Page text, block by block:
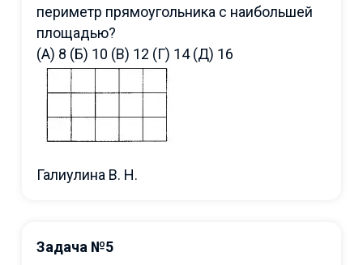
периметр прямоугольника с наибольшей
площадью?
(А) 8 (Б) 10 (В) 12 (Г) 14 (Д) 16
Галиулина В. Н.
Задача №5